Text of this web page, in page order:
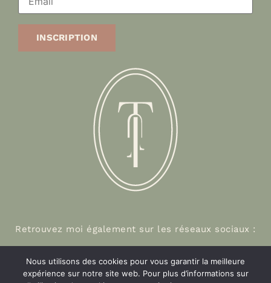
Retrouvez moi également sur les réseaux sociaux :
Nous utilisons des cookies pour vous garantir la meilleure
expérience sur notre site web. Pour plus d’informations sur